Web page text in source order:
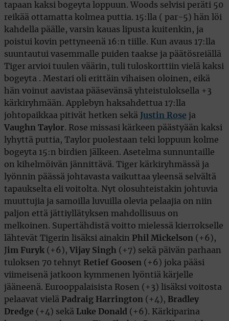
tapaan kaksi bogeyta loppuun. Woods selvisi peräti 50
reikää ottamatta kolmea puttia. 15:lla ( par-5) hän löi
kahdella päälle, varsin kauas lipusta kuitenkin, ja
poistui kovin pettyneenä 16:n tiille. Kun avaus 17:lla
suuntautui vasemmalle puiden taakse ja päätösreiällä
Tiger arvioi tuulen väärin, tuli tuloskorttiin vielä kaksi
bogeyta . Mestari oli erittäin vihaisen oloinen, eikä
hän voinut aavistaa pääsevänsä yhteistuloksella +3
kärkiryhmään. Applebyn haksahdettua 17:lla
johtopaikkaa pitivät hetken sekä
Justin Rose ja
Vaughn Taylor. Rose missasi kärkeen päästyään kaksi
lyhyttä puttia, Taylor puolestaan teki loppuun kolme
bogeyta 15:n birdien jälkeen. Asetelma sunnuntaille
on kihelmöivän jännittävä. Tiger kärkiryhmässä ja
lyönnin päässä johtavasta vaikuttaa yleensä selvältä
tapaukselta eli voitolta. Nyt olosuhteistakin johtuvia
muuttujia ja samoilla luvuilla olevia pelaajia on niin
paljon että jättiyllätyksen mahdollisuus on
melkoinen. Supertähdistä voitto mielessä kierrokselle
lähtevät Tigerin lisäksi ainakin
Phil Mickelson (+6),
im Furyk (+6), Vijay Singh (+7) sekä päivän parhaan
tuloksen 70 tehnyt Retief Goosen (+6) joka pääsi
viimeisenä jatkoon kymmenen lyöntiä kärjelle
jääneenä. Eurooppalaisista Rosen (+3) lisäksi voitosta
pelaavat vielä Padraig Harrington (+4), Bradley
Dredge (+4) sekä Luke Donald (+6). Kärkiparina